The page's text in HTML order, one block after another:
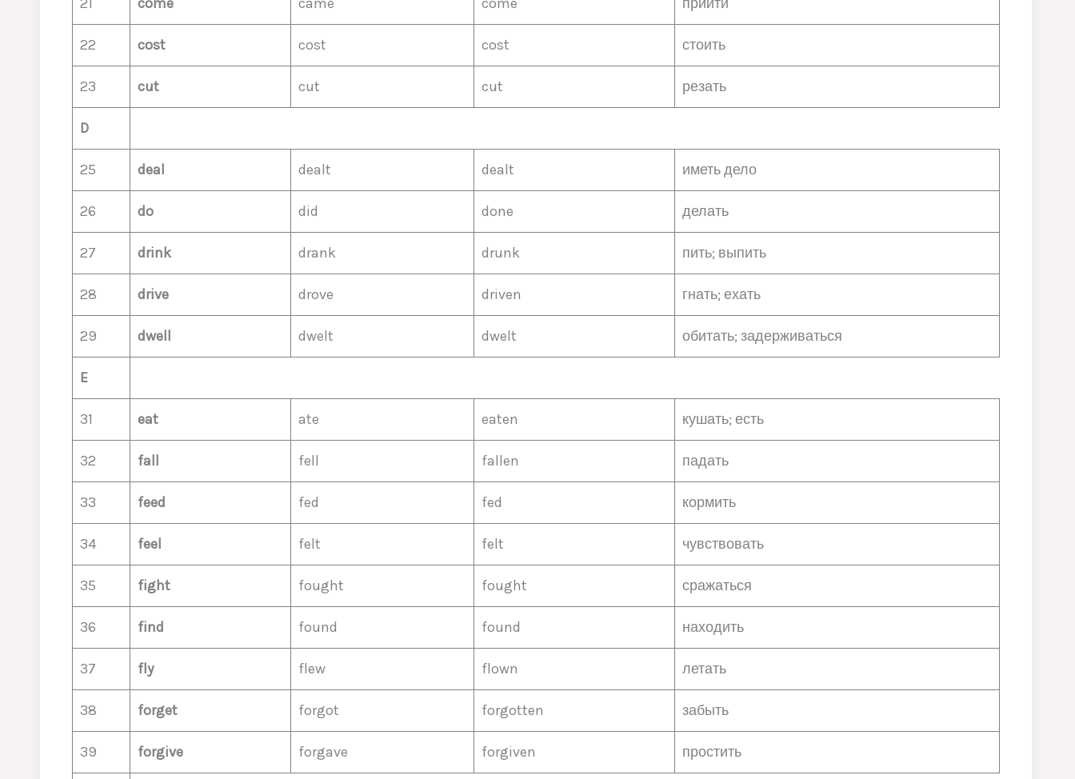
22 cost cost cost стоить
23 cut cut cut резать
D
25 deal dealt dealt иметь дело
26 do did done делать
27 drink drank drunk пить; выпить
28 drive drove driven гнать; ехать
29 dwell dwelt dwelt обитать; задерживаться
E
31 eat ate eaten кушать; есть
32 fall fell fallen падать
33 feed fed fed кормить
34 feel felt felt чувствовать
35 fight fought fought сражаться
36 find found found находить
37 fly flew flown летать
38 forget forgot forgotten забыть
39 forgive forgave forgiven простить